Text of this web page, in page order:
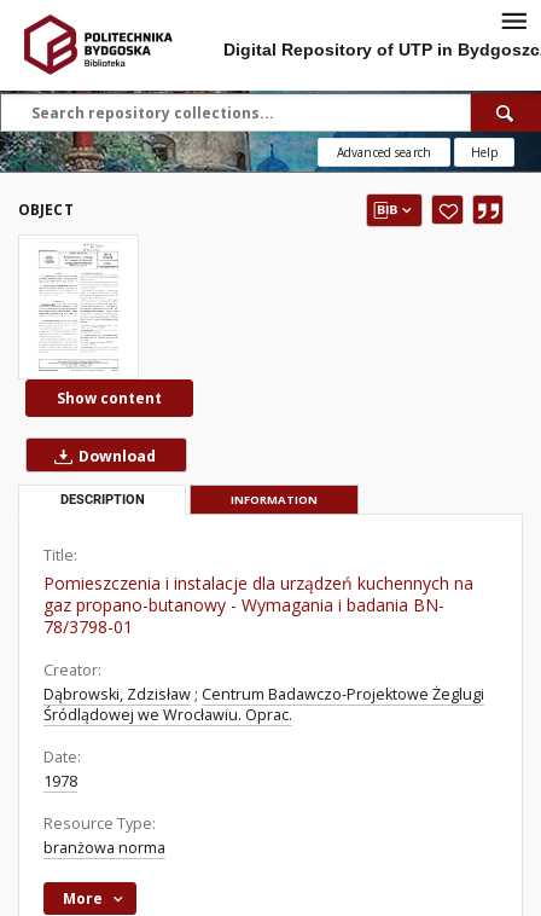
Digital Repository of UTP in
Advanced search Help
OBJECT
Show content
Download
DESCRIPTION INFORMATION
Title:
Pomieszczenia i instalacje dla urządzeń kuchennych na
gaz propano-butanowy - Wymagania i badania BN-
78/3798-01
Creator:
Dąbrowski, Zdzisław ; Centrum Badawczo-Projektowe Żeglugi
Śródlądowej we Wrocławiu. Oprac.
Date:
1978
Resource Type:
branżowa norma
More